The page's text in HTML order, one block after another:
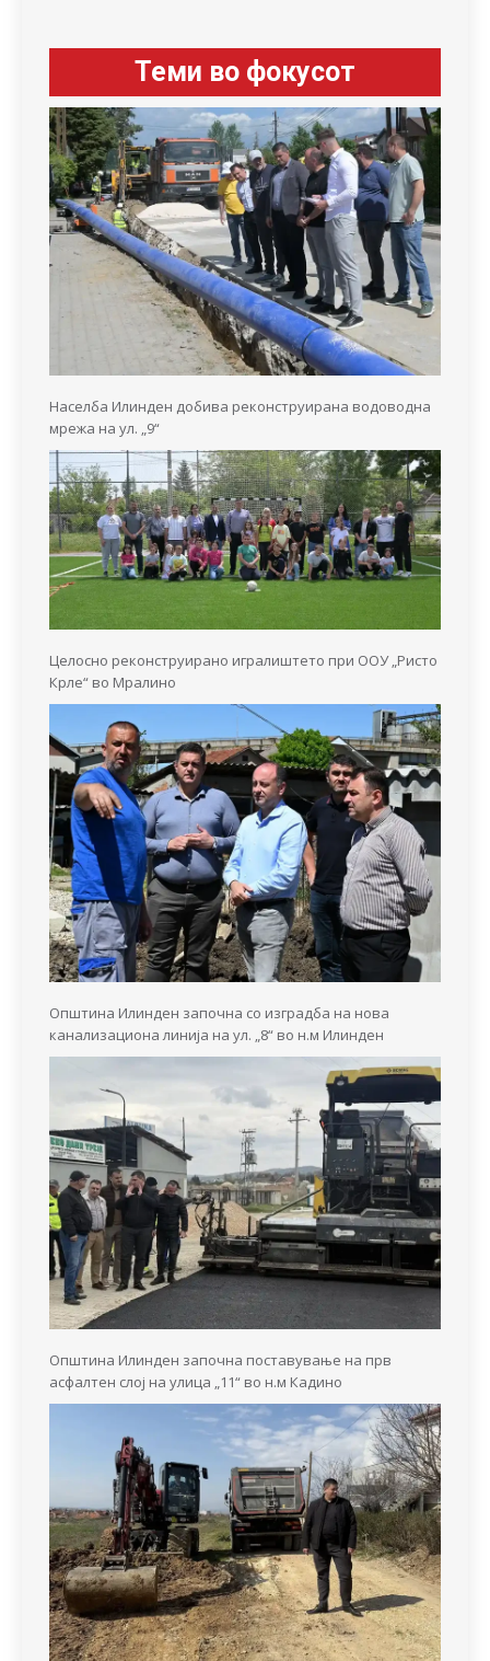
Теми во фокусот
Населба Илинден добива реконструирана водоводна
мрежа на ул. „9“
Целосно реконструирано игралиштето при ООУ „Ристо
Крле“ во Мралино
Општина Илинден започна со изградба на нова
канализациона линија на ул. „8“ во н.м Илинден
Општина Илинден започна поставување на прв
асфалтен слој на улица „11“ во н.м Кадино